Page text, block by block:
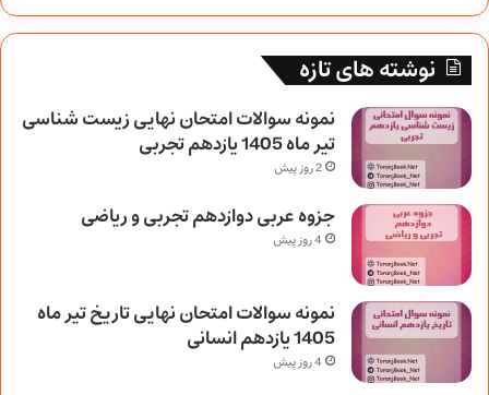
نوشته های تازه
نمونه سوالات امتحان نهایی زیست شناسی
تیر ماه 1405 یازدهم تجربی
2 روز پیش
جزوه عربی دوازدهم تجربی و ریاضی
4 روز پیش
نمونه سوالات امتحان نهایی تاریخ تیر ماه
1405 یازدهم انسانی
4 روز پیش